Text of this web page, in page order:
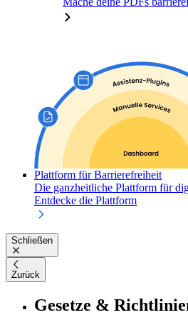
Plattform für Barrierefreiheit
Die ganzheitliche Plattform für
Entdecke die Plattform
Schließen
Zurück
Gesetze &